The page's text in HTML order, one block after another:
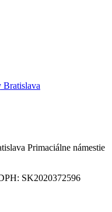
Bratislava
Primaciálne námestie
SK2020372596